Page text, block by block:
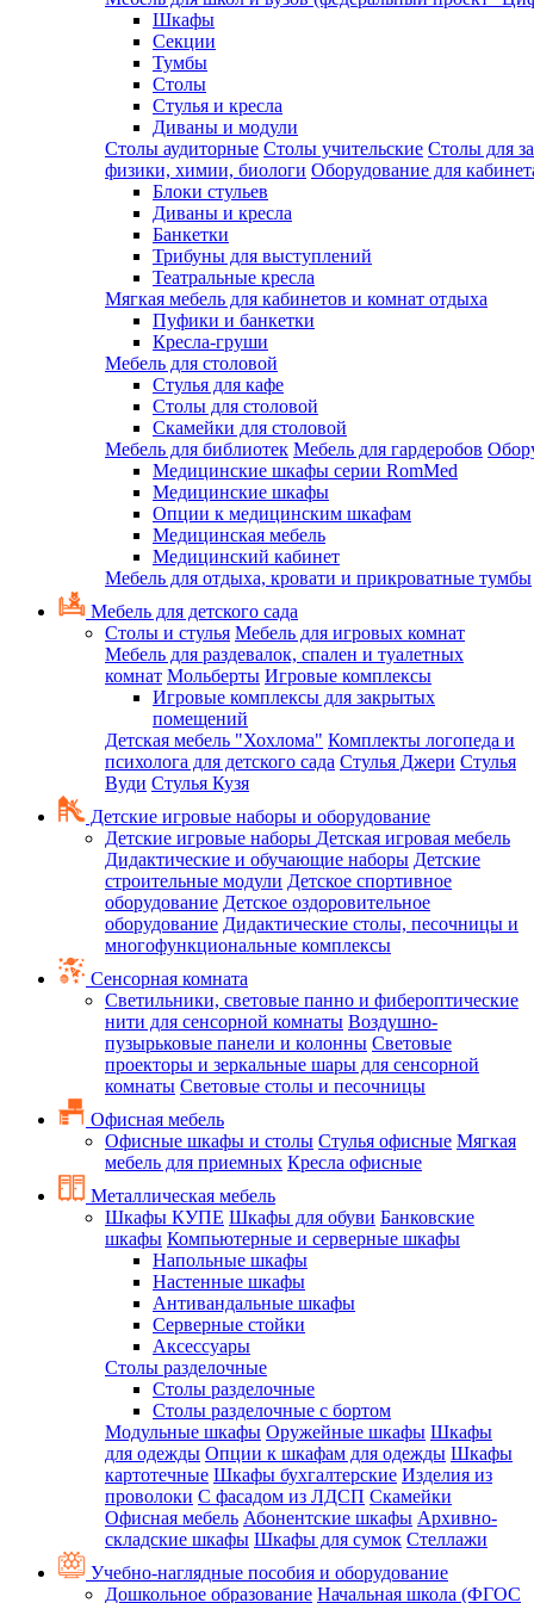
Шкафы
Секции
Тумбы
Столы
Стулья и кресла
Диваны и модули
Столы аудиторные Столы учительские Столы для
физики, химии, биологи Оборудование для
Блоки стульев
Диваны и кресла
Банкетки
Трибуны для выступлений
Театральные кресла
Мягкая мебель для кабинетов и комнат отдыха
Пуфики и банкетки
Кресла-груши
Мебель для столовой
Cтулья для кафе
Cтолы для столовой
Скамейки для столовой
Мебель для библиотек Мебель для гардеробов
Медицинские шкафы серии RomMed
Медицинские шкафы
Опции к медицинским шкафам
Медицинская мебель
Медицинский кабинет
Мебель для отдыха, кровати и прикроватные тумбы
Мебель для детского сада
Столы и стулья Мебель для игровых комнат
Мебель для раздевалок, спален и туалетных
комнат Мольберты Игровые комплексы
Игровые комплексы для закрытых
помещений
Детская мебель "Хохлома" Комплекты логопеда и
психолога для детского сада Стулья Джери Стулья
Вуди Стулья Кузя
Детские игровые наборы и оборудование
Детские игровые наборы Детская игровая мебель
Дидактические и обучающие наборы Детские
строительные модули Детское спортивное
оборудование Детское оздоровительное
оборудование Дидактические столы, песочницы и
многофункциональные комплексы
Сенсорная комната
Светильники, световые панно и фибероптические
нити для сенсорной комнаты Воздушно-
пузырьковые панели и колонны Световые
проекторы и зеркальные шары для сенсорной
комнаты Световые столы и песочницы
Офисная мебель
Офисные шкафы и столы Стулья офисные Мягкая
мебель для приемных Кресла офисные
Металлическая мебель
Шкафы КУПЕ Шкафы для обуви Банковские
шкафы Компьютерные и серверные шкафы
Напольные шкафы
Настенные шкафы
Антивандальные шкафы
Серверные стойки
Аксессуары
Столы разделочные
Столы разделочные
Столы разделочные с бортом
Модульные шкафы Оружейные шкафы Шкафы
для одежды Опции к шкафам для одежды Шкафы
картотечные Шкафы бухгалтерские Изделия из
проволоки С фасадом из ЛДСП Скамейки
Офисная мебель Абонентские шкафы Архивно-
складские шкафы Шкафы для сумок Стеллажи
Учебно-наглядные пособия и оборудование
Дошкольное образование Начальная школа (ФГОС